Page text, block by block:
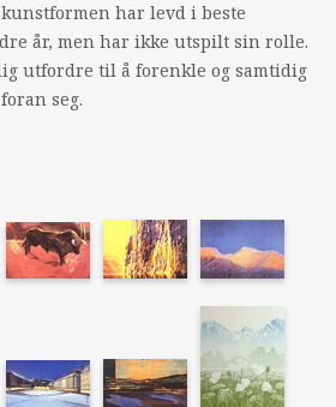
har levd i beste
år, men har ikke utspilt sin rolle.
utfordre til å forenkle og samtidig
seg.